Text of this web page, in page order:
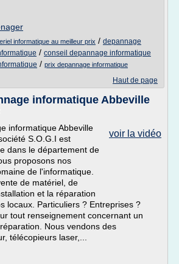
informatique au meilleur prix / depannage
/ conseil depannage informatique
/ prix depannage informatique
Haut de page
informatique Abbeville
voir la vidéo
informatique Abbeville
S.O.G.I est
dans le département de
proposons nos
de l'informatique.
de matériel, de
et la réparation
locaux. Particuliers ? Entreprises ?
tout renseignement concernant un
Nous vendons des
télécopieurs laser,...